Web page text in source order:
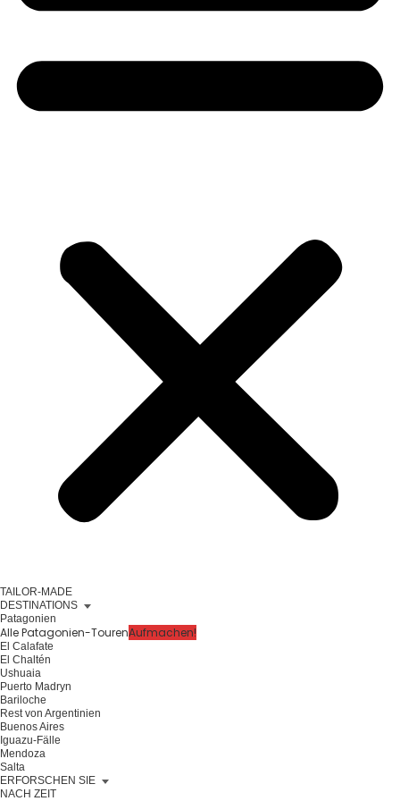
TAILOR-MADE
DESTINATIONS
Patagonien
Alle Patagonien-TourenAufmachen!
El Calafate
El Chaltén
Ushuaia
Puerto Madryn
Bariloche
Rest von Argentinien
Buenos Aires
Iguazu-Fälle
Mendoza
Salta
ERFORSCHEN SIE
NACH ZEIT